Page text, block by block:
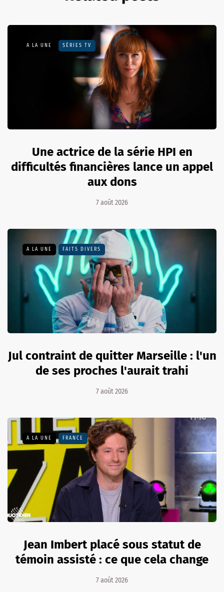
A LA UNE SÉRIES TV
Une actrice de la série HPI en
difficultés financières lance un appel
aux dons
7 août 2026
A LA UNE FAITS DIVERS
Jul contraint de quitter Marseille : l'un
de ses proches l'aurait trahi
7 août 2026
A LA UNE FRANCE
Jean Imbert placé sous statut de
témoin assisté : ce que cela change
7 août 2026